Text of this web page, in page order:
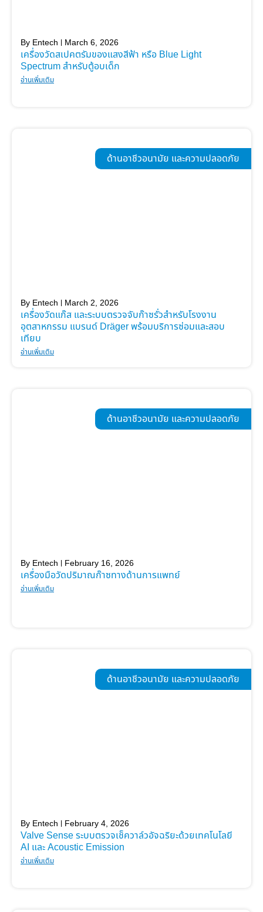
By Entech March 6, 2026
เครื่องวัดสเปคตรัมของแสงสีฟ้า หรือ Blue Light
Spectrum สำหรับตู้อบเด็ก
อ่านเพิ่มเติม
ด้านอาชีวอนามัย และความปลอดภัย
By Entech March 2, 2026
เครื่องวัดแก๊ส และระบบตรวจจับก๊าซรั่วสำหรับโรงงาน
อุตสาหกรรม แบรนด์ Dräger พร้อมบริการซ่อมและสอบ
เทียบ
อ่านเพิ่มเติม
ด้านอาชีวอนามัย และความปลอดภัย
By Entech February 16, 2026
เครื่องมือวัดปริมาณก๊าซทางด้านการแพทย์
อ่านเพิ่มเติม
ด้านอาชีวอนามัย และความปลอดภัย
By Entech February 4, 2026
Valve Sense ระบบตรวจเช็ควาล์วอัจฉริยะด้วยเทคโนโลยี
AI และ Acoustic Emission
อ่านเพิ่มเติม